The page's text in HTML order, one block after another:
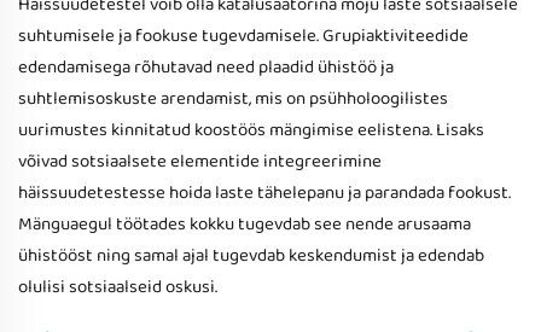
suhtumisele ja fookuse tugevdamisele. Grupiaktiviteedide
edendamisega rõhutavad need plaadid ühistöö ja
suhtlemisoskuste arendamist, mis on psühholoogilistes
uurimustes kinnitatud koostöös mängimise eelistena. Lisaks
võivad sotsiaalsete elementide integreerimine
häissuudetestesse hoida laste tähelepanu ja parandada fookust.
Mänguaegul töötades kokku tugevdab see nende arusaama
ühistööst ning samal ajal tugevdab keskendumist ja edendab
olulisi sotsiaalseid oskusi.